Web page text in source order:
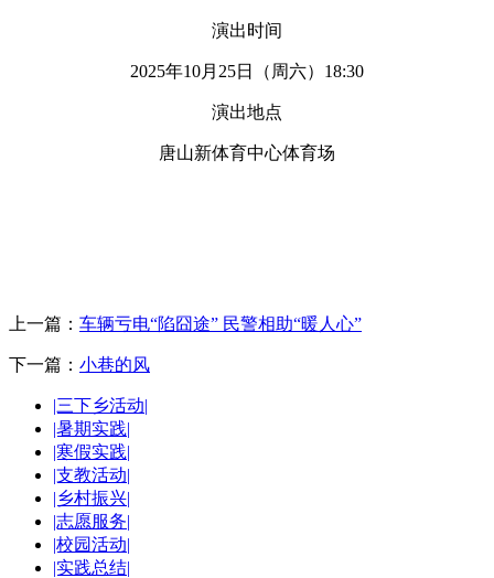
演出时间
2025年10月25日（周六）18:30
演出地点
唐山新体育中心体育场
上一篇： 车辆亏电“陷囧途” 民警相助“暖人心”
下一篇： 小巷的风
|三下乡活动|
|暑期实践|
|寒假实践|
|支教活动|
|乡村振兴|
|志愿服务|
|校园活动|
|实践总结|